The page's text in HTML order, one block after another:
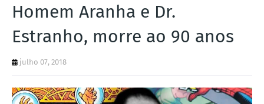
O
I
Homem Aranha e Dr.
Estranho, morre ao 90 anos
julho 07, 2018